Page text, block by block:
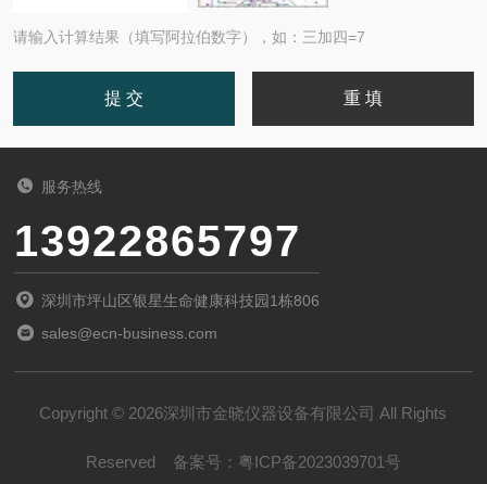
请输入计算结果（填写阿拉伯数字），如：三加四=7
服务热线
13922865797
深圳市坪山区银星生命健康科技园1栋806
sales@ecn-business.com
Copyright © 2026深圳市金晓仪器设备有限公司 All Rights
Reserved 备案号： 粤ICP备2023039701号